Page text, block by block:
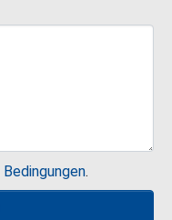
Bedingungen.